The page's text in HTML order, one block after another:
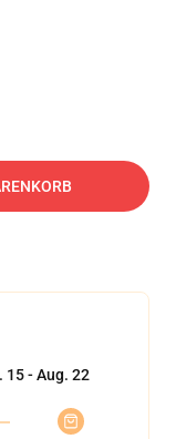
15 - Aug. 22